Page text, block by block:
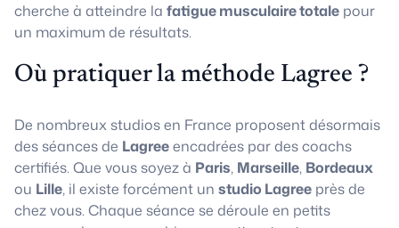
cherche à atteindre la fatigue musculaire totale pour
un maximum de résultats.
Où pratiquer la méthode Lagree ?
De nombreux studios en France proposent désormais
des séances de Lagreeencadrées par des coachs
certifiés. Que vous soyez à Paris, Marseille, Bordeaux
ou Lille, il existe forcément un studio Lagree près de
chez vous. Chaque séance se déroule en petits